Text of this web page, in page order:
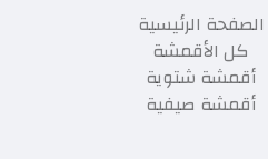
الصفحة الرئيسية
كل الأقمشة
أقمشة شتوية
أقمشة صيفية